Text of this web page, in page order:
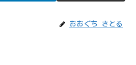
おおぐち さとる